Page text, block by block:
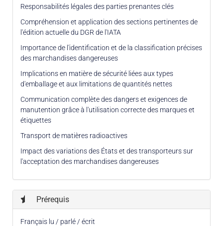
Responsabilités légales des parties prenantes clés
Compréhension et application des sections pertinentes de
l'édition actuelle du DGR de l'IATA
Importance de l'identification et de la classification précises
des marchandises dangereuses
Implications en matière de sécurité liées aux types
d'emballage et aux limitations de quantités nettes
Communication complète des dangers et exigences de
manutention grâce à l'utilisation correcte des marques et
étiquettes
Transport de matières radioactives
Impact des variations des États et des transporteurs sur
l'acceptation des marchandises dangereuses
Prérequis
Français lu / parlé / écrit